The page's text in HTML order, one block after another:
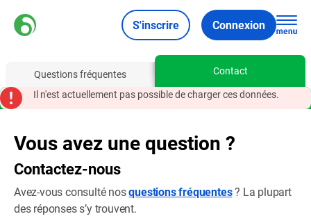
S'inscrire Connexion
Questions fréquentes
Contact
Il n'est actuellement pas possible de charger ces données.
Vous avez une question ?
Contactez-nous
Avez-vous consulté nosquestions fréquentes? La plupart
des réponses s’y trouvent.